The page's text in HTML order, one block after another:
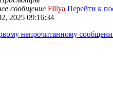
сообщение Fillya Перейти к
2025 09:16:34
непрочитанному